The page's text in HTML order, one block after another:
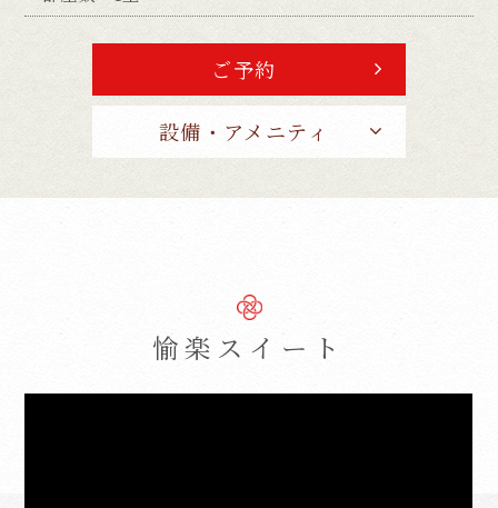
ご予約
設備・アメニティ
愉楽スイート
法などが正確でない場合があります。翻訳の
社では責任を負うことができません。
ページ内のテキストは翻訳されますが、画
像・添付ファイルなど、翻訳の対象外となる
ものもありますので、ご了承ください。
れてしまう箇所もございますが、ご了承くだ
CLOSE